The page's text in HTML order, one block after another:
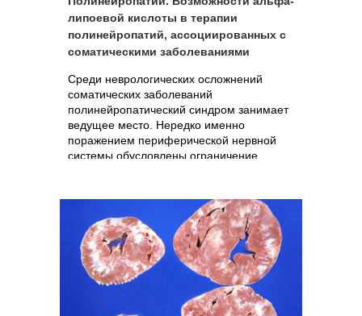
липоевой кислоты в терапии
полинейропатий, ассоциированных с
соматическими заболеваниями
Среди неврологических осложнений
соматических заболеваний
полинейропатический синдром занимает
ведущее место. Нередко именно
поражением периферической нервной
системы обусловлены ограничение